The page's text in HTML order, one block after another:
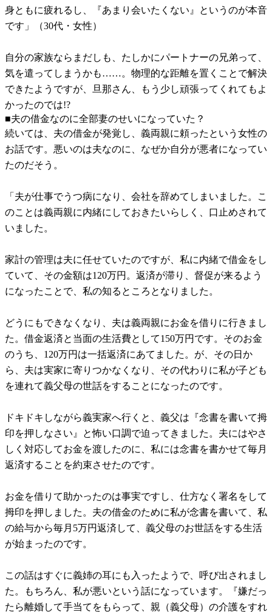
身ともに疲れるし、『あまり会いたくない』というのが本音
です」（30代・女性）
自分の家族ならまだしも、たしかにパートナーの兄弟って、
気を遣ってしまうかも……。物理的な距離を置くことで解決
できたようですが、旦那さん、もう少し頑張ってくれてもよ
かったのでは!?
■夫の借金なのに全部妻のせいになっていた？
続いては、夫の借金が発覚し、義両親に頼ったという女性の
お話です。悪いのは夫なのに、なぜか自分が悪者になってい
たのだそう。
「夫が仕事でうつ病になり、会社を辞めてしまいました。こ
のことは義両親に内緒にしておきたいらしく、口止めされて
いました。
家計の管理は夫に任せていたのですが、私に内緒で借金をし
ていて、その金額は120万円。返済が滞り、督促が来るよう
になったことで、私の知るところとなりました。
どうにもできなくなり、夫は義両親にお金を借りに行きまし
た。借金返済と当面の生活費として150万円です。そのお金
のうち、120万円は一括返済にあてました。が、その日か
ら、夫は実家に寄りつかなくなり、その代わりに私が子ども
を連れて義父母の世話をすることになったのです。
ドキドキしながら義実家へ行くと、義父は『念書を書いて拇
印を押しなさい』と怖い口調で迫ってきました。夫にはやさ
しく対応してお金を渡したのに、私には念書を書かせて毎月
返済することを約束させたのです。
お金を借りて助かったのは事実ですし、仕方なく署名をして
拇印を押しました。夫の借金のために私が念書を書いて、私
の給与から毎月5万円返済して、義父母のお世話をする生活
が始まったのです。
この話はすぐに義姉の耳にも入ったようで、呼び出されまし
た。もちろん、私が悪いという話になっています。『嫌だっ
たら離婚して手当てをもらって、親（義父母）の介護をすれ